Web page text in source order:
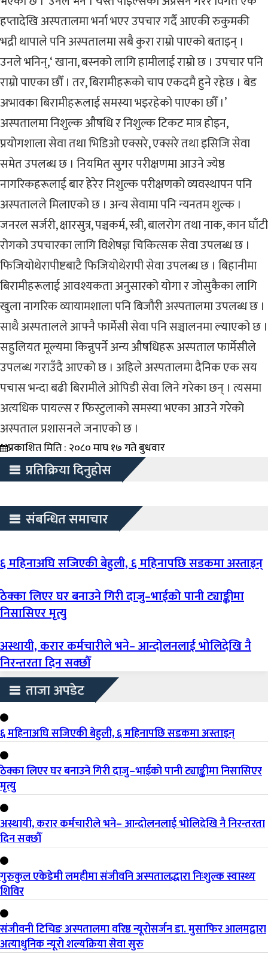
हप्तादेखि अस्पतालमा भर्ना भएर उपचार गर्दै आएकी रुकुमकी
भद्री थापाले पनि अस्पतालमा सबै कुरा राम्रो पाएको बताइन् ।
उनले भनिन्,‘ खाना, बस्नको लागि हामीलाई राम्रो छ । उपचार पनि
राम्रो पाएका छौँ । तर, बिरामीहरूको चाप एकदमै हुने रहेछ । बेड
अभावका बिरामीहरूलाई समस्या भइरहेको पाएका छौँ ।’
अस्पतालमा निशुल्क औषधि र निशुल्क टिकट मात्र होइन,
प्रयोगशाला सेवा तथा भिडिओ एक्सरे, एक्सरे तथा इसिजि सेवा
समेत उपलब्ध छ । नियमित सुगर परीक्षणमा आउने ज्येष्ठ
नागरिकहरूलाई बार हेरेर निशुल्क परीक्षणको व्यवस्थापन पनि
अस्पतालले मिलाएको छ । अन्य सेवामा पनि न्यनतम शुल्क ।
जनरल सर्जरी, क्षारसुत्र, पञ्चकर्म, स्त्री, बालरोग तथा नाक, कान घाँटी
रोगको उपचारका लागि विशेषज्ञ चिकित्सक सेवा उपलब्ध छ ।
फिजियोथेरापीष्टबाटै फिजियोथेरापी सेवा उपलब्ध छ । बिहानीमा
बिरामीहरूलाई आवश्यकता अनुसारको योगा र जोसुकैका लागि
खुला नागरिक व्यायामशाला पनि बिजौरी अस्पतालमा उपलब्ध छ ।
साथै अस्पतालले आफ्नै फार्मेसी सेवा पनि सञ्चालनमा ल्याएको छ ।
सहुलियत मूल्यमा किन्नुपर्ने अन्य औषधिहरू अस्पताल फार्मेसीले
उपलब्ध गराउँदै आएको छ । अहिले अस्पतालमा दैनिक एक सय
पचास भन्दा बढी बिरामीले ओपिडी सेवा लिने गरेका छन् । त्यसमा
अत्यधिक पायल्स र फिस्टुलाको समस्या भएका आउने गरेको
अस्पताल प्रशासनले जनाएको छ ।
प्रकाशित मिति : २०८० माघ १७ गते बुधवार
प्रतिक्रिया दिनुहोस
संबन्धित समाचार
६ महिनाअघि सजिएकी बेहुली, ६ महिनापछि सडकमा अस्ताइन्
ठेक्का लिएर घर बनाउने गिरी दाजु–भाईको पानी ट्याङ्कीमा
निसासिएर मृत्यु
अस्थायी, करार कर्मचारीले भने– आन्दोलनलाई भोलिदेखि नै
निरन्तरता दिन सक्छौँ
ताजा अपडेट
६ महिनाअघि सजिएकी बेहुली, ६ महिनापछि सडकमा अस्ताइन्
ठेक्का लिएर घर बनाउने गिरी दाजु–भाईको पानी ट्याङ्कीमा निसासिएर
मृत्यु
अस्थायी, करार कर्मचारीले भने– आन्दोलनलाई भोलिदेखि नै निरन्तरता
दिन सक्छौँ
गुरुकुल एकेडेमी लमहीमा संजीवनि अस्पतालद्धारा निःशुल्क स्वास्थ्य
शिविर
संजीवनी टिचिङ अस्पतालमा वरिष्ठ न्यूरोसर्जन डा. मुसाफिर आलमद्वारा
अत्याधुनिक न्यूरो शल्यक्रिया सेवा सुरु